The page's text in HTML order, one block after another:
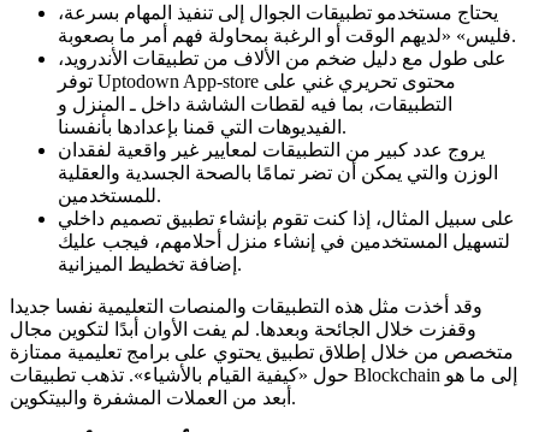
يحتاج مستخدمو تطبيقات الجوال إلى تنفيذ المهام بسرعة،
فليس» «لديهم الوقت أو الرغبة بمحاولة فهم أمر ما بصعوبة.
على طول مع دليل ضخم من الألاف من تطبيقات الأندرويد،
توفر Uptodown App-store محتوى تحريري غني على
التطبيقات، بما فيه لقطات الشاشة داخل ـ المنزل و
الفيديوهات التي قمنا بإعدادها بأنفسنا.
يروج عدد كبير من التطبيقات لمعايير غير واقعية لفقدان
الوزن والتي يمكن أن تضر تمامًا بالصحة الجسدية والعقلية
للمستخدمين.
على سبيل المثال، إذا كنت تقوم بإنشاء تطبيق تصميم داخلي
لتسهيل المستخدمين في إنشاء منزل أحلامهم، فيجب عليك
إضافة تخطيط الميزانية.
وقد أخذت مثل هذه التطبيقات والمنصات التعليمية نفسا جديدا
وقفزت خلال الجائحة وبعدها. لم يفت الأوان أبدًا لتكوين مجال
متخصص من خلال إطلاق تطبيق يحتوي على برامج تعليمية ممتازة
حول «كيفية القيام بالأشياء». تذهب تطبيقات Blockchain إلى ما هو
أبعد من العملات المشفرة والبيتكوين.